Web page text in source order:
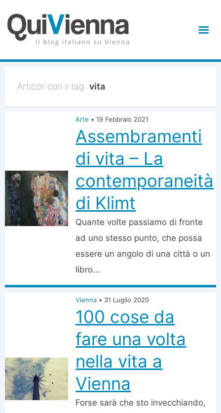
Articoli con il tag: vita
Arte • 19 Febbraio 2021
Assembramenti
di vita – La
contemporaneità
di Klimt
Quante volte passiamo di fronte
ad uno stesso punto, che possa
essere un angolo di una città o un
libro...
Vienna • 31 Luglio 2020
100 cose da
fare una volta
nella vita a
Vienna
Forse sarà che sto invecchiando,